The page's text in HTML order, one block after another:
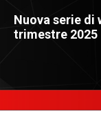
Nuova serie di
trimestre 2025